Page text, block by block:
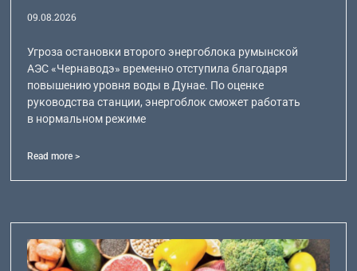
09.08.2026
Угроза остановки второго энергоблока румынской
АЭС «Чернаводэ» временно отступила благодаря
повышению уровня воды в Дунае. По оценке
руководства станции, энергоблок сможет работать
в нормальном режиме
Read more >